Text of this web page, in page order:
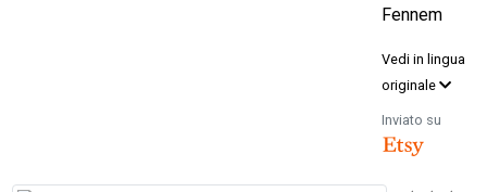
Fennem
Vedi in lingua
originale
Inviato su